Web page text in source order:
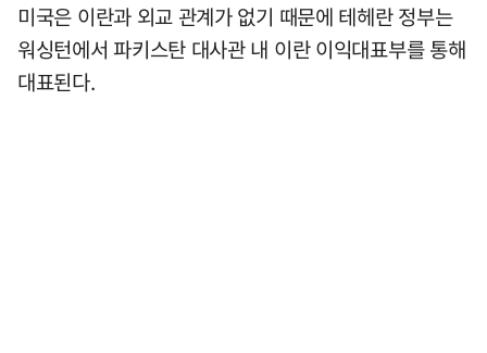
미국은 이란과 외교 관계가 없기 때문에 테헤란 정부는
워싱턴에서 파키스탄 대사관 내 이란 이익대표부를 통해
대표된다.